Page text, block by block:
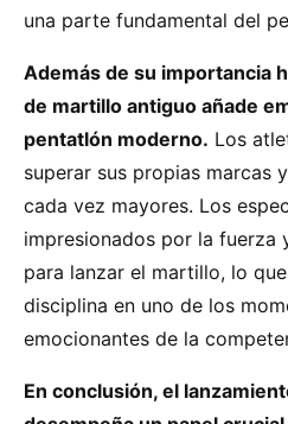
una parte fundamental del
Además de su importancia
de martillo antiguo añade
pentatlón moderno. Los
superar sus propias marcas
cada vez mayores. Los
impresionados por la fuerza
para lanzar el martillo, lo
disciplina en uno de los
emocionantes de la
En conclusión, el